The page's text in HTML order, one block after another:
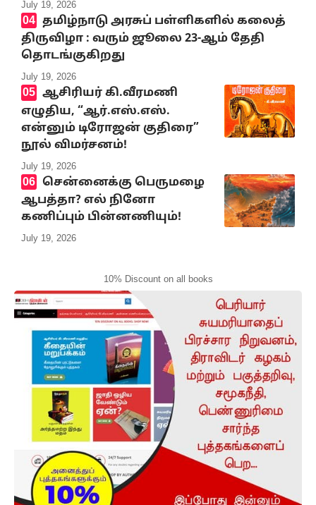
July 19, 2026
தமிழ்நாடு அரசுப் பள்ளிகளில் கலைத்
திருவிழா : வரும் ஜூலை 23-ஆம் தேதி
தொடங்குகிறது
July 19, 2026
ஆசிரியர் கி.வீரமணி
எழுதிய, “ஆர்.எஸ்.எஸ்.
என்னும் டிரோஜன் குதிரை”
நூல் விமர்சனம்!
July 19, 2026
சென்னைக்கு பெருமழை
ஆபத்தா? எல் நினோ
கணிப்பும் பின்னணியும்!
July 19, 2026
10% Discount on all books